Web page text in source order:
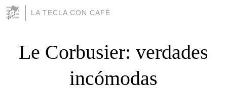
LA TECLA CON CAFÉ
Le Corbusier: verdades
incómodas